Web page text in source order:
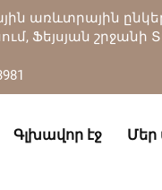
առևտրային
Ֆեյսյան
Գլխավոր էջ Մեր